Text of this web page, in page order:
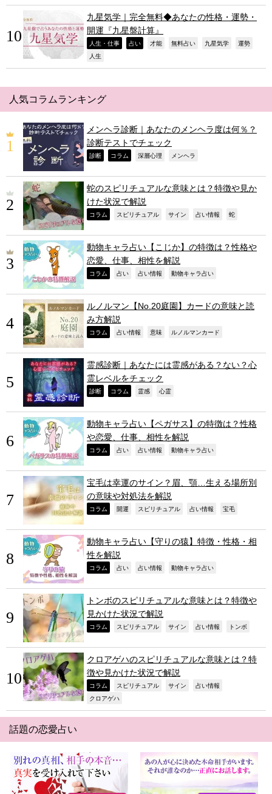
九星気学｜完全無料◆あなたの性格・運勢・
開運『九星盤計算』
人生・仕事 占い 才能 無料占い 九星気学 運勢
人生
人気コラムランキング
メンヘラ診断｜あなたのメンヘラ度は何％？
診断テストでチェック
診断 コラム 深層心理 メンヘラ
蛇のスピリチュアルな意味とは？特徴や見か
けた状況で解説
コラム スピリチュアル サイン 占い情報 蛇
動物キャラ占い【こじか】の特徴は？性格や
恋愛、仕事、相性を解説
コラム 占い 占い情報 動物キャラ占い
ルノルマン【No.20庭園】カードの意味と読
み方解説
コラム 占い情報 意味 ルノルマンカード
霊感診断｜あなたには霊感がある？ない？心
霊レベルをチェック
診断 コラム 霊感 心霊
動物キャラ占い【ペガサス】の特徴は？性格
や恋愛、仕事、相性を解説
コラム 占い 占い情報 動物キャラ占い
宝毛は幸運のサイン？眉、顎…生える場所別
の意味や対処法を解説
コラム 開運 スピリチュアル 占い情報 宝毛
動物キャラ占い【守りの猿】特徴・性格・相
性を解説
コラム 占い 占い情報 動物キャラ占い
トンボのスピリチュアルな意味とは？特徴や
見かけた状況で解説
コラム スピリチュアル サイン 占い情報 トンボ
クロアゲハのスピリチュアルな意味とは？特
徴や見かけた状況で解説
コラム スピリチュアル サイン 占い情報
クロアゲハ
話題の恋愛占い